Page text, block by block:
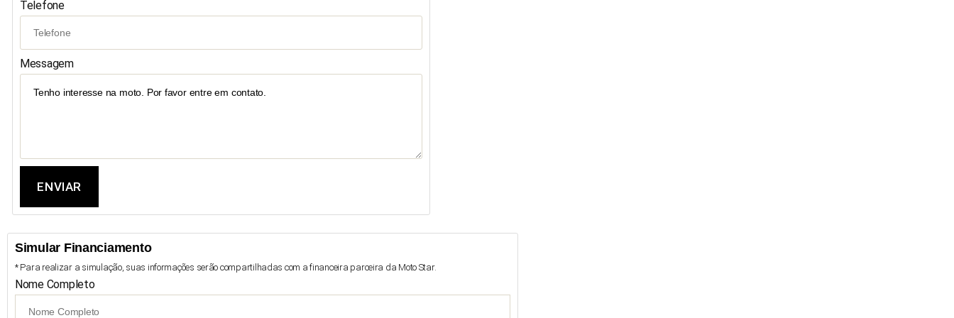
Telefone
Messagem
ENVIAR
Simular Financiamento
* Para realizar a simulação, suas informações serão compartilhadas com a financeira parceira da Moto Star.
Nome Completo